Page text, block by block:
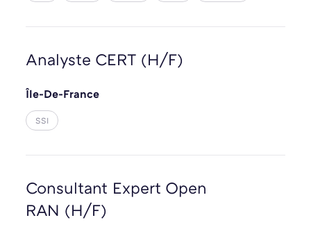
Analyste CERT (H/F)
Île-De-France
SSI
Consultant Expert Open
RAN (H/F)